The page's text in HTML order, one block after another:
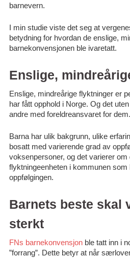
barnevern.
I min studie viste det seg at
betydning for hvordan de enslige,
barnekonvensjonen ble ivaretatt.
Enslige,
Enslige, mindreårige flyktninger er
har fått opphold i Norge. Og det
andre med foreldreansvaret for dem.
Barna har ulik bakgrunn, ulike
bosatt med varierende grad av
voksenpersoner, og det varierer
flyktningeenheten i kommunen som
oppfølgingen.
Barnets beste skal
sterkt
FNs barnekonvensjonble tatt inn i
”forrang”. Dette betyr at når